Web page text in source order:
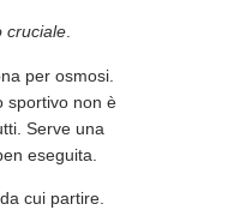
cruciale.
per osmosi.
sportivo non è
Serve una
eseguita
cui partire.